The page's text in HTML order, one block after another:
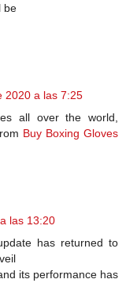
be
2020 a las 7:25
all over the world,
Buy Boxing Gloves
las 13:20
has returned to
its performance has